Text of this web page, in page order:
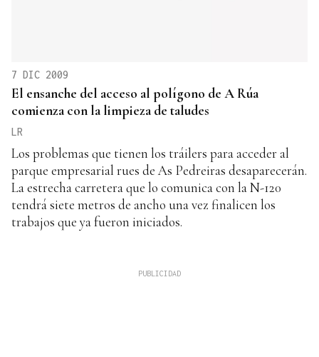
7 DIC 2009
El ensanche del acceso al polígono de A Rúa
comienza con la limpieza de taludes
LR
Los problemas que tienen los tráilers para acceder al
parque empresarial rues de As Pedreiras desaparecerán.
La estrecha carretera que lo comunica con la N-120
tendrá siete metros de ancho una vez finalicen los
trabajos que ya fueron iniciados.